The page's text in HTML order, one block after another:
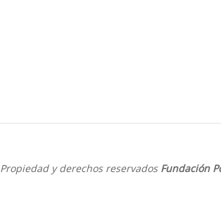
Propiedad y derechos reservados Fundación